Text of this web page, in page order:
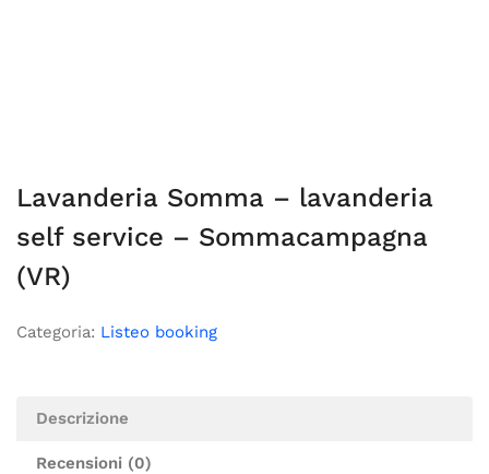
Lavanderia Somma – lavanderia
self service – Sommacampagna
(VR)
Categoria: Listeo booking
Descrizione
Recensioni (0)